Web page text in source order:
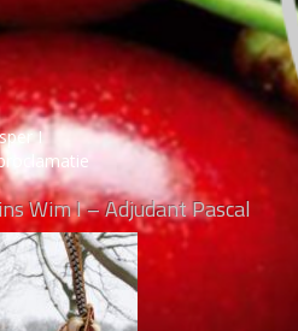
I
Wim I – Adjudant Pascal